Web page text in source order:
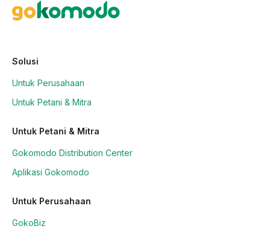
Solusi
Untuk Perusahaan
Untuk Petani & Mitra
Untuk Petani & Mitra
Gokomodo Distribution Center
Aplikasi Gokomodo
Untuk Perusahaan
GokoBiz